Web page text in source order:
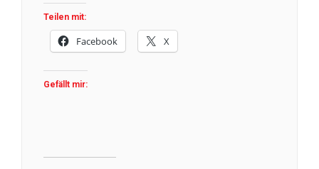
Teilen mit:
Facebook X
Gefällt mir: